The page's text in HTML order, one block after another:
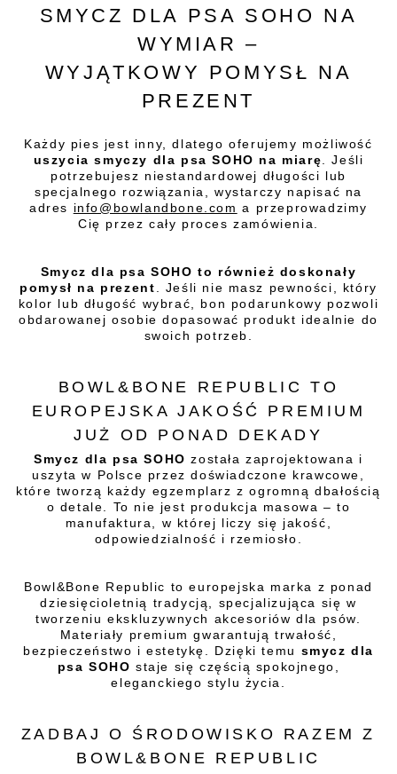
SMYCZ DLA PSA SOHO NA
WYMIAR –
WYJĄTKOWY POMYSŁ NA
PREZENT
Każdy pies jest inny, dlatego oferujemy możliwość
uszycia smyczy dla psa SOHO na miarę . Jeśli
potrzebujesz niestandardowej długości lub
specjalnego rozwiązania, wystarczy napisać na
adres info@bowlandbone.com a przeprowadzimy
Cię przez cały proces zamówienia.
Smycz dla psa SOHO to również doskonały
pomysł na prezent . Jeśli nie masz pewności, który
kolor lub długość wybrać, bon podarunkowy pozwoli
obdarowanej osobie dopasować produkt idealnie do
swoich potrzeb.
BOWL&BONE REPUBLIC TO
EUROPEJSKA JAKOŚĆ PREMIUM
JUŻ OD PONAD DEKADY
Smycz dla psa SOHO została zaprojektowana i
uszyta w Polsce przez doświadczone krawcowe,
które tworzą każdy egzemplarz z ogromną dbałością
o detale. To nie jest produkcja masowa – to
manufaktura, w której liczy się jakość,
odpowiedzialność i rzemiosło.
Bowl&Bone Republic to europejska marka z ponad
dziesięcioletnią tradycją, specjalizująca się w
tworzeniu ekskluzywnych akcesoriów dla psów.
Materiały premium gwarantują trwałość,
bezpieczeństwo i estetykę. Dzięki temu smycz dla
psa SOHO staje się częścią spokojnego,
eleganckiego stylu życia.
ZADBAJ O ŚRODOWISKO RAZEM Z
BOWL&BONE REPUBLIC